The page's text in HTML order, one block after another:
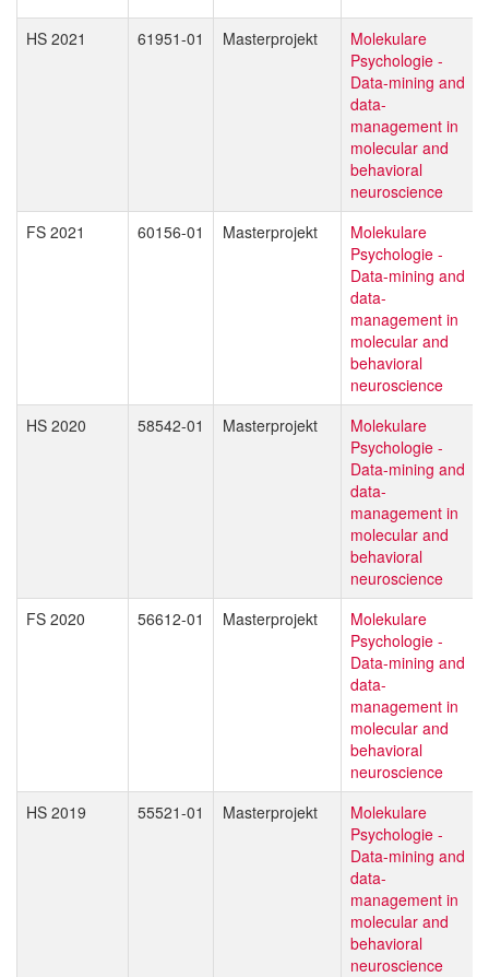
HS 2021 61951-01 Masterprojekt
Molekulare
Psychologie -
Data-mining and
data-
management in
molecular and
behavioral
neuroscience
FS 2021
60156-01 Masterprojekt
Molekulare
Psychologie -
Data-mining and
data-
management in
molecular and
behavioral
neuroscience
HS 2020
58542-01 Masterprojekt
Molekulare
Psychologie -
Data-mining and
data-
management in
molecular and
behavioral
neuroscience
FS 2020
56612-01 Masterprojekt
Molekulare
Psychologie -
Data-mining and
data-
management in
molecular and
behavioral
neuroscience
HS 2019
55521-01 Masterprojekt
Molekulare
Psychologie -
Data-mining and
data-
management in
molecular and
behavioral
neuroscience